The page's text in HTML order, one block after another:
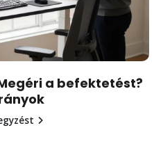
a befektetést?